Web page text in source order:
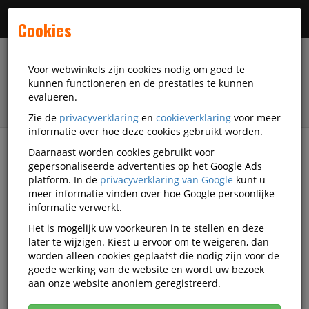
filter
Schrijfwaren Pennen Balpennen met dop
Balpennen met dop
Populariteit
Cookies
Voor webwinkels zijn cookies nodig om goed te
kunnen functioneren en de prestaties te kunnen
evalueren.
Zie de privacyverklaring en cookieverklaring voor meer
informatie over hoe deze cookies gebruikt worden.
Daarnaast worden cookies gebruikt voor
gepersonaliseerde advertenties op het Google Ads
platform. In de privacyverklaring van Google kunt u
meer informatie vinden over hoe Google persoonlijke
informatie verwerkt.
Het is mogelijk uw voorkeuren in te stellen en deze
later te wijzigen. Kiest u ervoor om te weigeren, dan
worden alleen cookies geplaatst die nodig zijn voor de
goede werking van de website en wordt uw bezoek
aan onze website anoniem geregistreerd.